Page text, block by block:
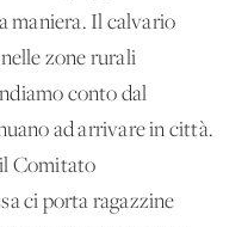
maniera. Il calvario
zone rurali
conto dal
ad arrivare in città.
Comitato
ci porta ragazzine